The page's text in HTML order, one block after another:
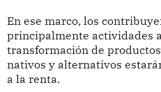
En ese marco, los
principalmente actividades
transformación de
nativos y alternativos
a la renta.